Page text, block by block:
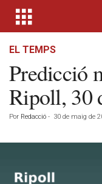
EL TEMPS
Predicció
Ripoll, 30
Por Redacció - 30 de maig de